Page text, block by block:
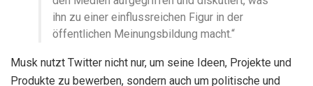
ihn zu einer einflussreichen Figur in der
öffentlichen Meinungsbildung macht.“
Musk nutzt Twitter nicht nur, um seine Ideen, Projekte und
Produkte zu bewerben, sondern auch um politische und